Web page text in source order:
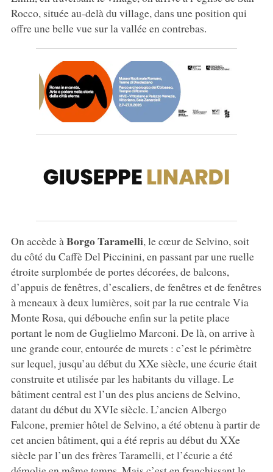
Rocco, située au-delà du village, dans une position qui
offre une belle vue sur la vallée en contrebas.
On accède à Borgo Taramelli, le cœur de Selvino, soit
du côté du Caffè Del Piccinini, en passant par une ruelle
étroite surplombée de portes décorées, de balcons,
d’appuis de fenêtres, d’escaliers, de fenêtres et de fenêtres
à meneaux à deux lumières, soit par la rue centrale Via
Monte Rosa, qui débouche enfin sur la petite place
portant le nom de Guglielmo Marconi. De là, on arrive à
une grande cour, entourée de murets : c’est le périmètre
sur lequel, jusqu’au début du XXe siècle, une écurie était
construite et utilisée par les habitants du village. Le
bâtiment central est l’un des plus anciens de Selvino,
datant du début du XVIe siècle. L’ancien Albergo
Falcone, premier hôtel de Selvino, a été obtenu à partir de
cet ancien bâtiment, qui a été repris au début du XXe
siècle par l’un des frères Taramelli, et l’écurie a été